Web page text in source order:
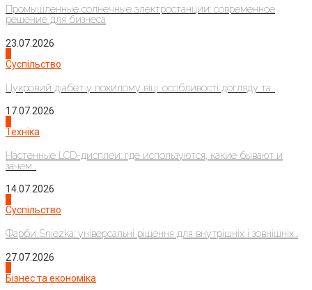
Промышленные солнечные электростанции: современное
решение для бизнеса
23.07.2026
Суспільство
Цукровий діабет у похилому віці: особливості догляду та...
17.07.2026
Техніка
Настенные LCD-дисплеи: где используются, какие бывают и
зачем...
14.07.2026
Суспільство
Фарби Sniezka: універсальні рішення для внутрішніх і зовнішніх...
27.07.2026
Бізнес та економіка